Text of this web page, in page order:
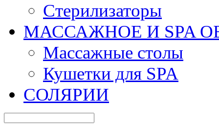
Стерилизаторы
МАССАЖНОЕ И SPA
Массажные столы
Кушетки для SPA
СОЛЯРИИ